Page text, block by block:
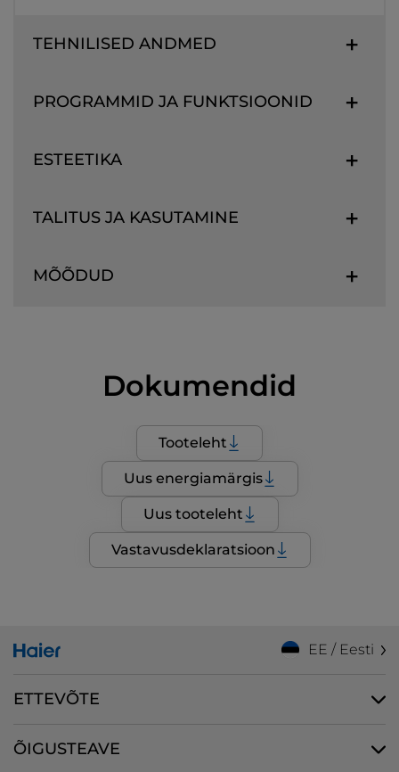
TEHNILISED ANDMED
PROGRAMMID JA FUNKTSIOONID
ESTEETIKA
TALITUS JA KASUTAMINE
MÕÕDUD
Dokumendid
Tooteleht
Uus energiamärgis
Uus tooteleht
Vastavusdeklaratsioon
EE / Eesti
ETTEVÕTE
ÕIGUSTEAVE